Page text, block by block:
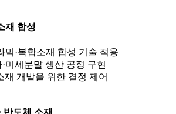
재 합성
믹·복합소재 합성 기술 적용
미세분말 생산 공정 구현
재 개발을 위한 결정 제어
반도체 소재